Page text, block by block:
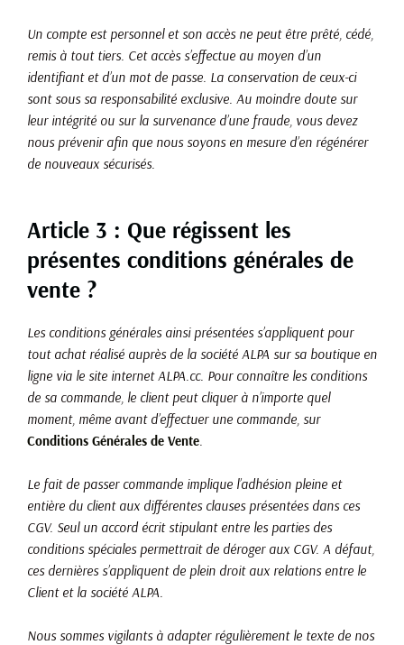
Un compte est personnel et son accès ne peut être prêté, cédé,
remis à tout tiers. Cet accès s’effectue au moyen d’un
identifiant et d’un mot de passe. La conservation de ceux-ci
sont sous sa responsabilité exclusive. Au moindre doute sur
leur intégrité ou sur la survenance d’une fraude, vous devez
nous prévenir afin que nous soyons en mesure d’en régénérer
de nouveaux sécurisés.
Article 3 : Que régissent les
présentes conditions générales de
vente ?
Les conditions générales ainsi présentées s’appliquent pour
tout achat réalisé auprès de la société ALPA sur sa boutique en
ligne via le site internet ALPA.cc. Pour connaître les conditions
de sa commande, le client peut cliquer à n’importe quel
moment, même avant d’effectuer une commande, sur
Conditions Générales de Vente
Le fait de passer commande implique l’adhésion pleine et
entière du client aux différentes clauses présentées dans ces
CGV. Seul un accord écrit stipulant entre les parties des
conditions spéciales permettrait de déroger aux CGV. A défaut,
ces dernières s’appliquent de plein droit aux relations entre le
Client et la société ALPA.
Nous sommes vigilants à adapter régulièrement le texte de nos